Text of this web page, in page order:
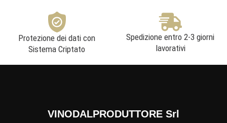
Protezione dei dati con
Sistema Criptato
Spedizione entro 2-3 giorni
lavorativi
VINODALPRODUTTORE Srl